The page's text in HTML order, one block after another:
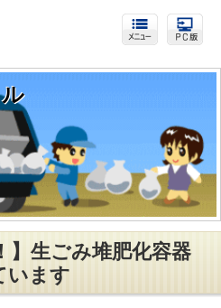
】生ごみ堆肥化容器
います